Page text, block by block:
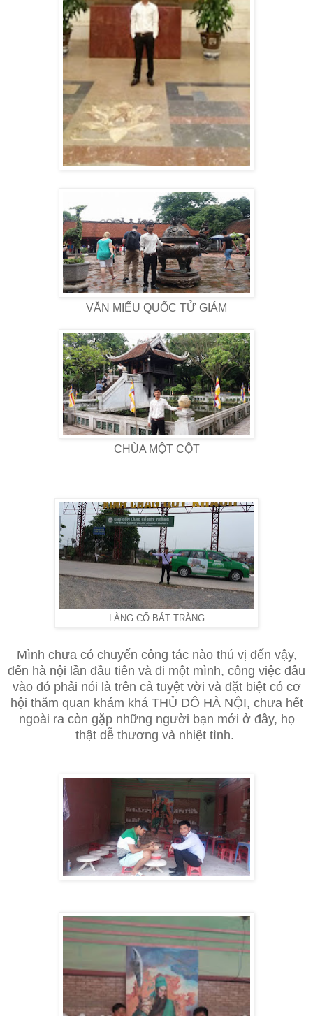
VĂN MIẾU QUỐC TỬ GIÁM
CHÙA MỘT CỘT
LÀNG CỔ BÁT TRÀNG
Mình chưa có chuyến công tác nào thú vị đến vậy,
đến hà nội lần đầu tiên và đi một mình, công việc đâu
vào đó phải nói là trên cả tuyệt vời và đặt biệt có cơ
hội thăm quan khám khá THỦ DÔ HÀ NỘI, chưa hết
ngoài ra còn gặp những người bạn mới ở đây, họ
thật dễ thương và nhiệt tình.